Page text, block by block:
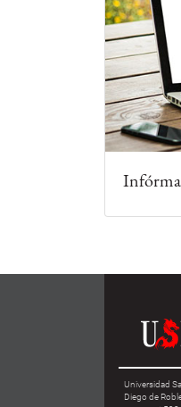
Universidad
Diego de